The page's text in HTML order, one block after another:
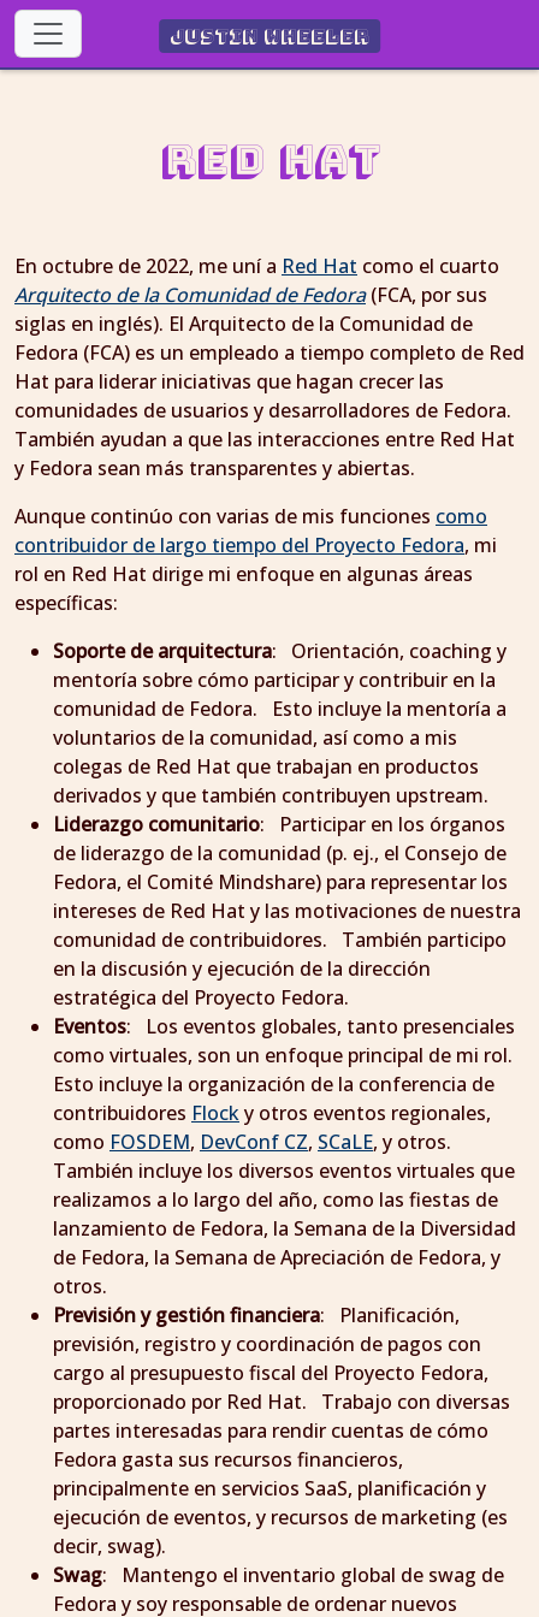
Justin Wheeler
Red Hat
En octubre de 2022, me uní a Red Hat como el cuarto
Arquitecto de la Comunidad de Fedora(FCA, por sus
siglas en inglés). El Arquitecto de la Comunidad de
Fedora (FCA) es un empleado a tiempo completo de Red
Hat para liderar iniciativas que hagan crecer las
comunidades de usuarios y desarrolladores de Fedora.
También ayudan a que las interacciones entre Red Hat
y Fedora sean más transparentes y abiertas.
Aunque continúo con varias de mis funciones como
contribuidor de largo tiempo del Proyecto Fedora, mi
rol en Red Hat dirige mi enfoque en algunas áreas
específicas:
Soporte de arquitectura: Orientación, coaching y
mentoría sobre cómo participar y contribuir en la
comunidad de Fedora. Esto incluye la mentoría a
voluntarios de la comunidad, así como a mis
colegas de Red Hat que trabajan en productos
derivados y que también contribuyen upstream.
Liderazgo comunitario: Participar en los órganos
de liderazgo de la comunidad (p. ej., el Consejo de
Fedora, el Comité Mindshare) para representar los
intereses de Red Hat y las motivaciones de nuestra
comunidad de contribuidores. También participo
en la discusión y ejecución de la dirección
estratégica del Proyecto Fedora.
Eventos: Los eventos globales, tanto presenciales
como virtuales, son un enfoque principal de mi rol.
Esto incluye la organización de la conferencia de
contribuidores Flocky otros eventos regionales,
como FOSDEM, DevConf CZ, SCaLE, y otros.
También incluye los diversos eventos virtuales que
realizamos a lo largo del año, como las fiestas de
lanzamiento de Fedora, la Semana de la Diversidad
de Fedora, la Semana de Apreciación de Fedora, y
otros.
Previsión y gestión financiera: Planificación,
previsión, registro y coordinación de pagos con
cargo al presupuesto fiscal del Proyecto Fedora,
proporcionado por Red Hat. Trabajo con diversas
partes interesadas para rendir cuentas de cómo
Fedora gasta sus recursos financieros,
principalmente en servicios SaaS, planificación y
ejecución de eventos, y recursos de marketing (es
decir, swag).
Swag: Mantengo el inventario global de swag de
Fedora y soy responsable de ordenar nuevos